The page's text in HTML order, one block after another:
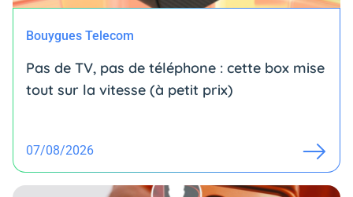
Bouygues Telecom
Pas de TV, pas de téléphone : cette box mise
tout sur la vitesse (à petit prix)
07/08/2026